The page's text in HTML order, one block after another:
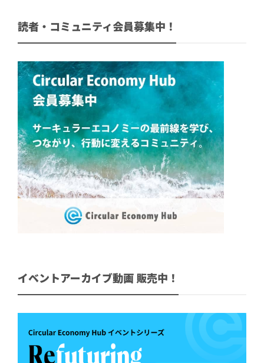
読者・コミュニティ会員募集中！
イベントアーカイブ動画 販売中！